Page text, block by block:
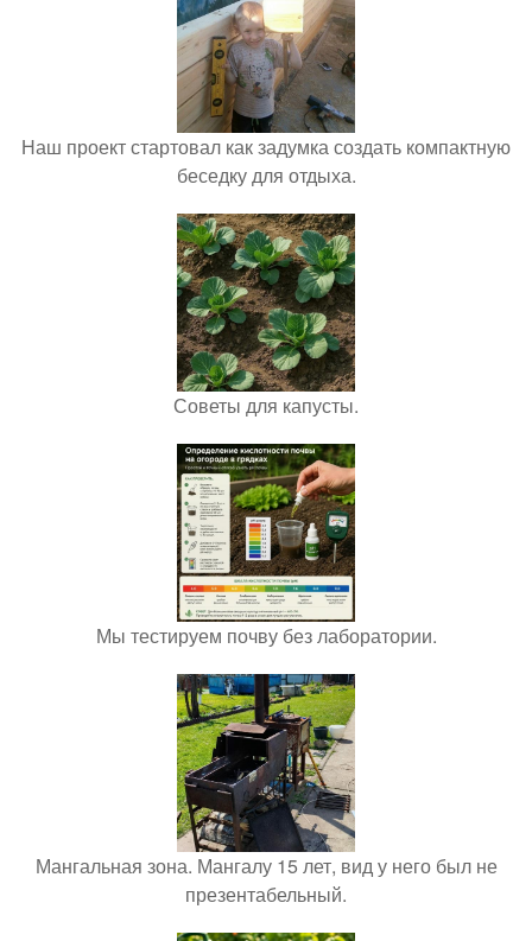
Наш проект стартовал как задумка создать компактную
беседку для отдыха.
Советы для капусты.
Мы тестируем почву без лаборатории.
Мангальная зона. Мангалу 15 лет, вид у него был не
презентабельный.